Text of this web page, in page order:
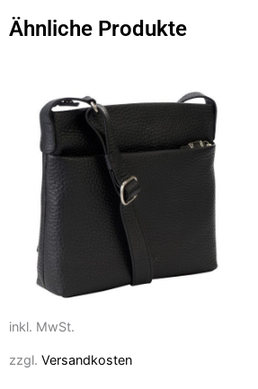
b
o
k
d
o
Ähnliche Produkte
inkl. MwSt.
zzgl. Versandkosten
weist
mehrere
Varianten
Optionen
können
Produktseite
werden